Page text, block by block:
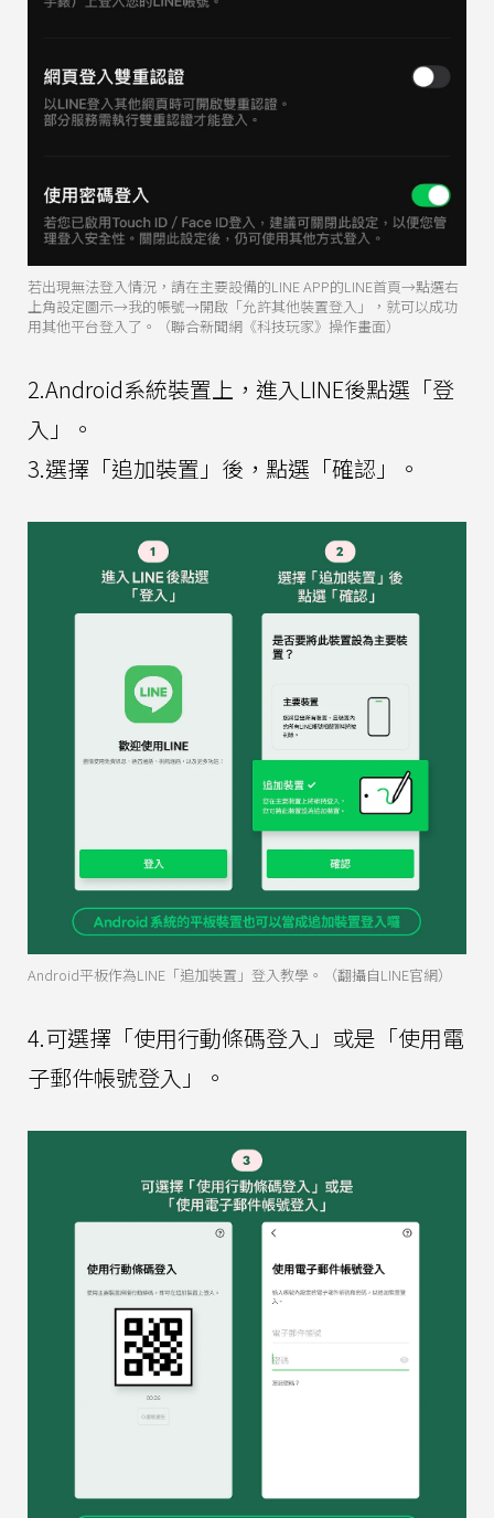
若出現無法登入情況，請在主要設備的LINE APP的LINE首頁→點選右
上角設定圖示→我的帳號→開啟「允許其他裝置登入」，就可以成功
用其他平台登入了。（聯合新聞網《科技玩家》操作畫面）
2.Android系統裝置上，進入LINE後點選「登
入」。
3.選擇「追加裝置」後，點選「確認」。
Android平板作為LINE「追加裝置」登入教學。（翻攝自LINE官網）
4.可選擇「使用行動條碼登入」或是「使用電
子郵件帳號登入」。